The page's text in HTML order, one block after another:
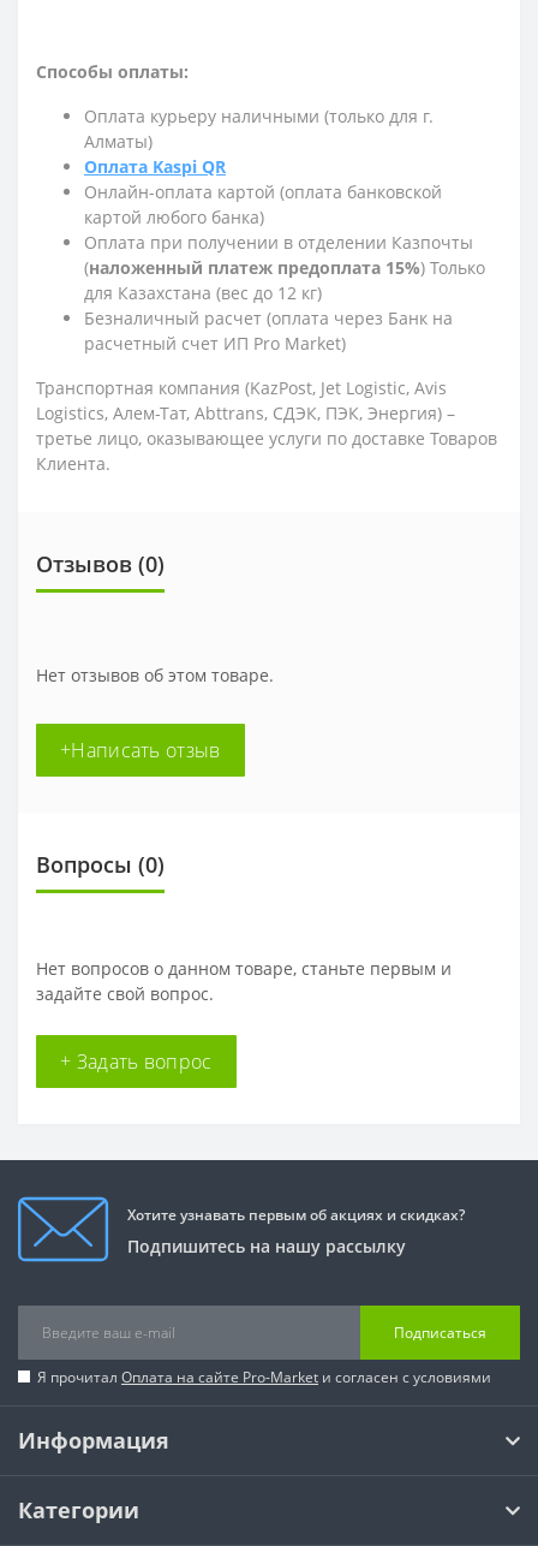
Способы оплаты:
Оплата курьеру наличными (только для г.
Алматы)
Оплата Kaspi QR
Онлайн-оплата картой (оплата банковской
картой любого банка)
Оплата при получении в отделении Казпочты
(наложенный платеж предоплата 15%) Только
для Казахстана (вес до 12 кг)
Безналичный расчет (оплата через Банк на
расчетный счет ИП Pro Market)
Транспортная компания (KazPost, Jet Logistic, Avis
Logistics, Алем-Тат, Abttrans, СДЭК, ПЭК, Энергия) –
третье лицо, оказывающее услуги по доставке Товаров
Клиента.
Отзывов (0)
Нет отзывов об этом товаре.
+Написать отзыв
Вопросы (0)
Нет вопросов о данном товаре, станьте первым и
задайте свой вопрос.
+ Задать вопрос
Хотите узнавать первым об акциях и скидках?
Подпишитесь на нашу рассылку
Подписаться
Я прочитал Оплата на сайте Pro-Market и согласен с условиями
Информация
Категории